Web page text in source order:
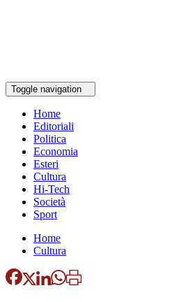
Toggle navigation
Home
Editoriali
Politica
Economia
Esteri
Cultura
Hi-Tech
Società
Sport
Home
Cultura